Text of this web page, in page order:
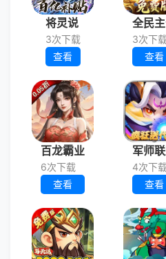
将灵说
3次下载
查看
全民
3次下
查看
百龙霸业
6次下载
查看
军师
4次下
查看